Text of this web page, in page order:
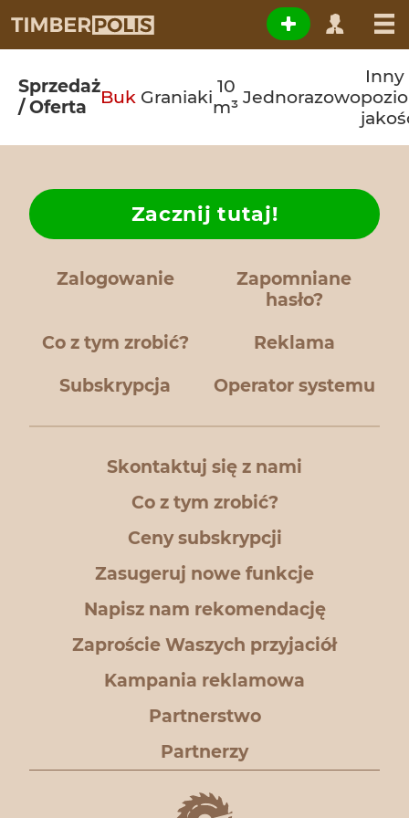
Sprzedaż
/ Oferta
Buk Graniaki
10
m³ Jednorazowo
Inny
Zalogowanie
Zapomniane
hasło?
Co z tym zrobić?
Zacznij tutaj!
Reklama
Subskrypcja Operator systemu
Skontaktuj się z nami
Co z tym zrobić?
Ceny subskrypcji
Zasugeruj nowe funkcje
Napisz nam rekomendację
Zaproście Waszych przyjaciół
Kampania reklamowa
Partnerstwo
Partnerzy